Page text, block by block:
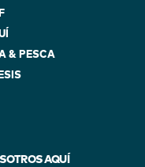
& PESCA
AQUÍ